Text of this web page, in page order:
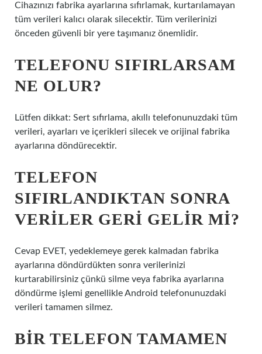
Cihazınızı fabrika ayarlarına sıfırlamak, kurtarılamayan
tüm verileri kalıcı olarak silecektir. Tüm verilerinizi
önceden güvenli bir yere taşımanız önemlidir.
TELEFONU SIFIRLARSAM
NE OLUR?
Lütfen dikkat: Sert sıfırlama, akıllı telefonunuzdaki tüm
verileri, ayarları ve içerikleri silecek ve orijinal fabrika
ayarlarına döndürecektir.
TELEFON
SIFIRLANDIKTAN SONRA
VERILER GERI GELIR MI?
Cevap EVET, yedeklemeye gerek kalmadan fabrika
ayarlarına döndürdükten sonra verilerinizi
kurtarabilirsiniz çünkü silme veya fabrika ayarlarına
döndürme işlemi genellikle Android telefonunuzdaki
verileri tamamen silmez.
BIR TELEFON TAMAMEN